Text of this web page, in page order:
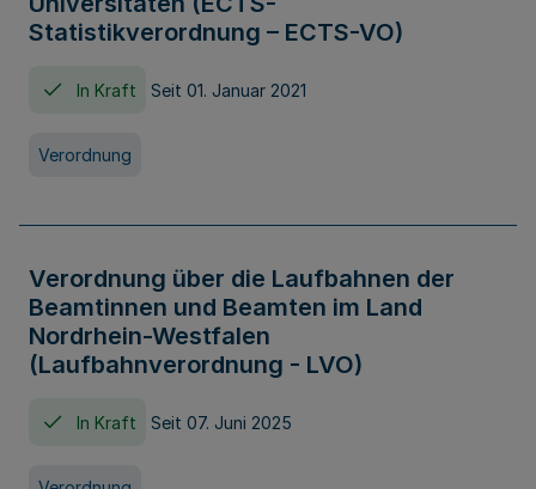
Statistikverordnung – ECTS-VO)
In Kraft Seit 01. Januar 2021
Verordnung
Verordnung über die Laufbahnen der
Beamtinnen und Beamten im Land
Nordrhein-Westfalen
(Laufbahnverordnung - LVO)
In Kraft Seit 07. Juni 2025